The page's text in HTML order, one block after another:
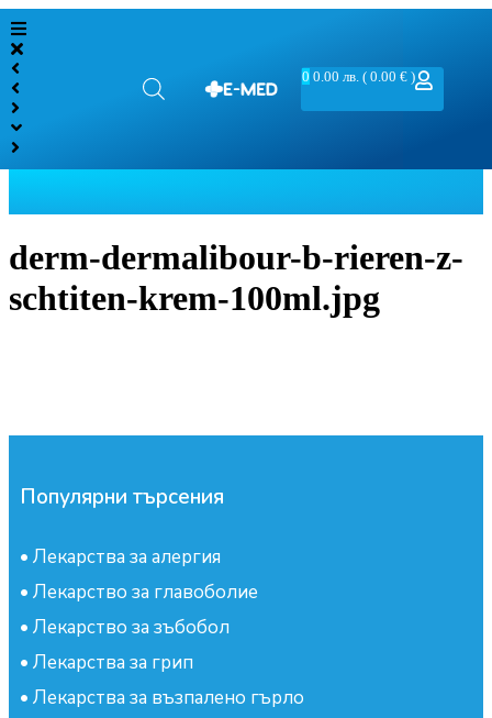
0 0.00лв. ( 0.00 € )
derm-dermalibour-b-rieren-z-
schtiten-krem-100ml.jpg
Популярни търсения
• Лекарства за алергия
• Лекарство за главоболие
• Лекарство за зъбобол
• Лекарства за грип
• Лекарства за възпалено гърло